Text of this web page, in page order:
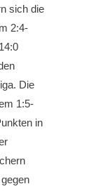
sich die
2:4-
Die
1:5-
in